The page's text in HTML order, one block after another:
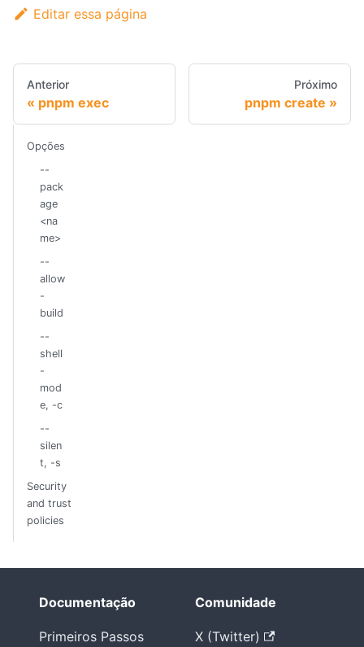
Editar essa página
Anterior
pnpm exec
Próximo
pnpm create
Opções
--
pack
age
<na
me>
--
allow
-
build
--
shell
-
mod
e, -c
--
silen
t, -s
Security
and trust
policies
Documentação
Primeiros Passos
Comunidade
X (Twitter)